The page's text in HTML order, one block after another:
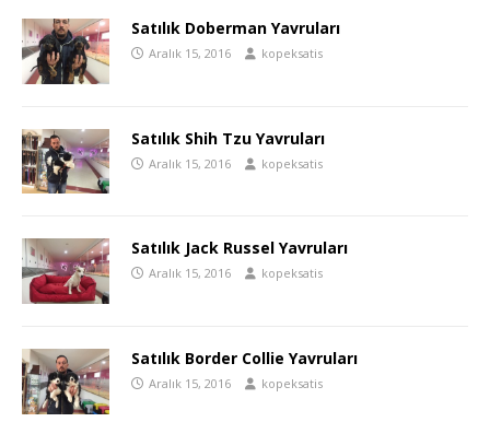
Satılık Doberman Yavruları
Aralık 15, 2016 kopeksatis
Satılık Shih Tzu Yavruları
Aralık 15, 2016 kopeksatis
Satılık Jack Russel Yavruları
Aralık 15, 2016 kopeksatis
Satılık Border Collie Yavruları
Aralık 15, 2016 kopeksatis